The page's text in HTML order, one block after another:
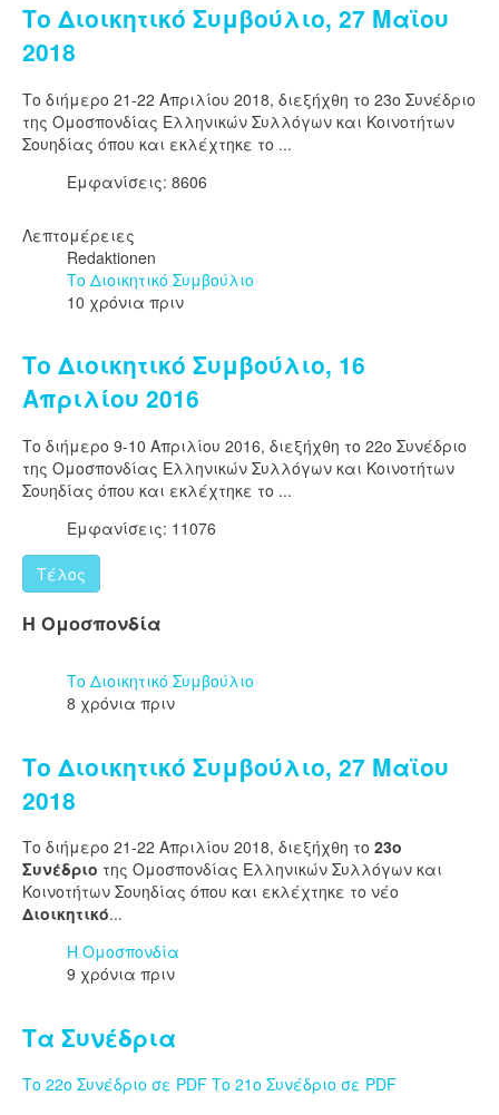
Το Διοικητικό Συμβούλιο, 27 Μαϊου
2018
Το διήμερο 21-22 Απριλίου 2018, διεξήχθη το 23ο Συνέδριο
της Ομοσπονδίας Ελληνικών Συλλόγων και Κοινοτήτων
Σουηδίας όπου και εκλέχτηκε το ...
Εμφανίσεις: 8606
Λεπτομέρειες
Redaktionen
Το Διοικητικό Συμβούλιο
10 χρόνια πριν
Το Διοικητικό Συμβούλιο, 16
Απριλίου 2016
Το διήμερο 9-10 Απριλίου 2016, διεξήχθη το 22ο Συνέδριο
της Ομοσπονδίας Ελληνικών Συλλόγων και Κοινοτήτων
Σουηδίας όπου και εκλέχτηκε το ...
Εμφανίσεις: 11076
Τέλος
Η Ομοσπονδία
Το Διοικητικό Συμβούλιο
8 χρόνια πριν
Το Διοικητικό Συμβούλιο, 27 Μαϊου
2018
Το διήμερο 21-22 Απριλίου 2018, διεξήχθη το 23ο
Συνέδριο της Ομοσπονδίας Ελληνικών Συλλόγων και
Κοινοτήτων Σουηδίας όπου και εκλέχτηκε το νέο
Διοικητικό...
Η Ομοσπονδία
9 χρόνια πριν
Τα Συνέδρια
Το 22ο Συνέδριο σε PDF Το 21ο Συνέδριο σε PDF